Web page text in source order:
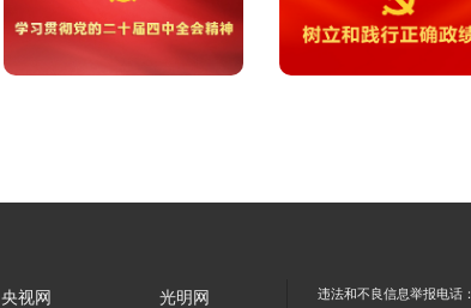
央视网 光明网 违法和不良信息举报电话